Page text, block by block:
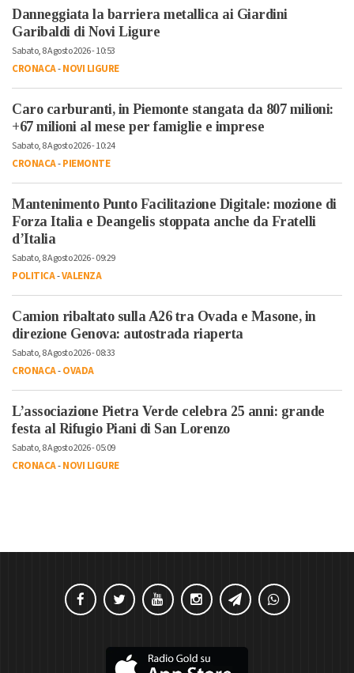
Danneggiata la barriera metallica ai Giardini
Garibaldi di Novi Ligure
Sabato, 8 Agosto 2026 - 10:53
CRONACA-NOVI LIGURE
Caro carburanti, in Piemonte stangata da 807 milioni:
+67 milioni al mese per famiglie e imprese
Sabato, 8 Agosto 2026 - 10:24
CRONACA-PIEMONTE
Mantenimento Punto Facilitazione Digitale: mozione di
Forza Italia e Deangelis stoppata anche da Fratelli
d’Italia
Sabato, 8 Agosto 2026 - 09:29
POLITICA-VALENZA
Camion ribaltato sulla A26 tra Ovada e Masone, in
direzione Genova: autostrada riaperta
Sabato, 8 Agosto 2026 - 08:33
CRONACA-OVADA
L’associazione Pietra Verde celebra 25 anni: grande
festa al Rifugio Piani di San Lorenzo
Sabato, 8 Agosto 2026 - 05:09
CRONACA-NOVI LIGURE